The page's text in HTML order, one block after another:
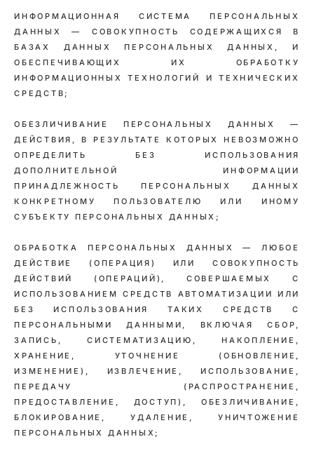
ИНФОРМАЦИОННАЯ СИСТЕМА ПЕРСОНАЛЬНЫХ
ДАННЫХ — СОВОКУПНОСТЬ СОДЕРЖАЩИХСЯ В
БАЗАХ ДАННЫХ ПЕРСОНАЛЬНЫХ ДАННЫХ, И
ОБЕСПЕЧИВАЮЩИХ ИХ ОБРАБОТКУ
ИНФОРМАЦИОННЫХ ТЕХНОЛОГИЙ И ТЕХНИЧЕСКИХ
СРЕДСТВ;
ОБЕЗЛИЧИВАНИЕ ПЕРСОНАЛЬНЫХ ДАННЫХ —
ДЕЙСТВИЯ, В РЕЗУЛЬТАТЕ КОТОРЫХ НЕВОЗМОЖНО
ОПРЕДЕЛИТЬ БЕЗ ИСПОЛЬЗОВАНИЯ
ДОПОЛНИТЕЛЬНОЙ ИНФОРМАЦИИ
ПРИНАДЛЕЖНОСТЬ ПЕРСОНАЛЬНЫХ ДАННЫХ
КОНКРЕТНОМУ ПОЛЬЗОВАТЕЛЮ ИЛИ ИНОМУ
СУБЪЕКТУ ПЕРСОНАЛЬНЫХ ДАННЫХ;
ОБРАБОТКА ПЕРСОНАЛЬНЫХ ДАННЫХ — ЛЮБОЕ
ДЕЙСТВИЕ (ОПЕРАЦИЯ) ИЛИ СОВОКУПНОСТЬ
ДЕЙСТВИЙ (ОПЕРАЦИЙ), СОВЕРШАЕМЫХ С
ИСПОЛЬЗОВАНИЕМ СРЕДСТВ АВТОМАТИЗАЦИИ ИЛИ
БЕЗ ИСПОЛЬЗОВАНИЯ ТАКИХ СРЕДСТВ С
ПЕРСОНАЛЬНЫМИ ДАННЫМИ, ВКЛЮЧАЯ СБОР,
ЗАПИСЬ, СИСТЕМАТИЗАЦИЮ, НАКОПЛЕНИЕ,
ХРАНЕНИЕ, УТОЧНЕНИЕ (ОБНОВЛЕНИЕ,
ИЗМЕНЕНИЕ), ИЗВЛЕЧЕНИЕ, ИСПОЛЬЗОВАНИЕ,
ПЕРЕДАЧУ (РАСПРОСТРАНЕНИЕ,
ПРЕДОСТАВЛЕНИЕ, ДОСТУП), ОБЕЗЛИЧИВАНИЕ,
БЛОКИРОВАНИЕ, УДАЛЕНИЕ, УНИЧТОЖЕНИЕ
ПЕРСОНАЛЬНЫХ ДАННЫХ;